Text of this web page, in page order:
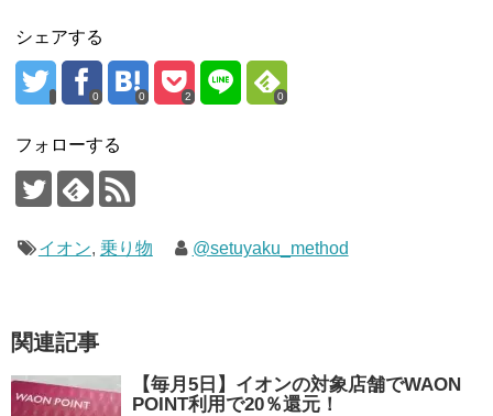
シェアする
0 0 2 0
フォローする
イオン, 乗り物 @setuyaku_method
関連記事
【毎月5日】イオンの対象店舗でWAON
POINT利用で20％還元！